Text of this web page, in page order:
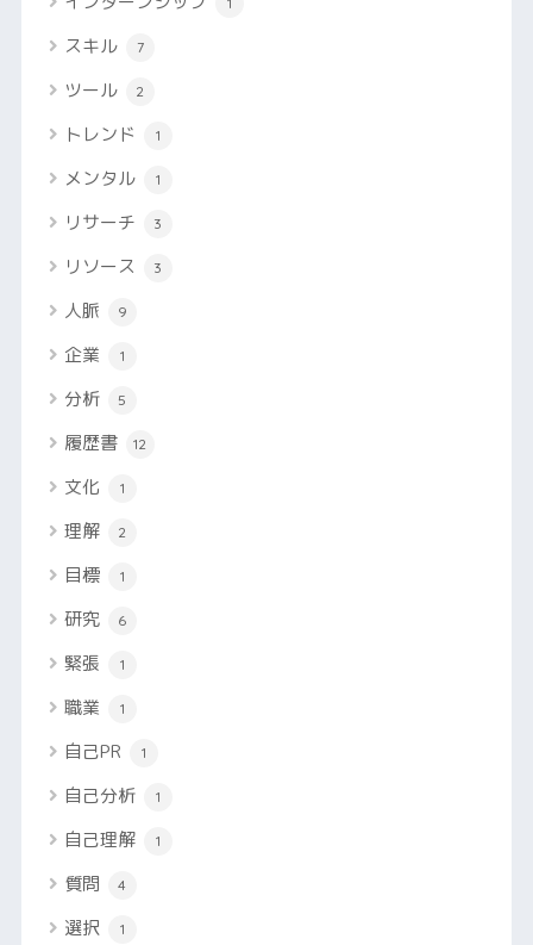
スキル 7
ツール 2
トレンド 1
メンタル 1
リサーチ 3
リソース 3
人脈 9
企業 1
分析 5
履歴書 12
文化 1
理解 2
目標 1
研究 6
緊張 1
職業 1
自己PR 1
自己分析 1
自己理解 1
質問 4
選択 1